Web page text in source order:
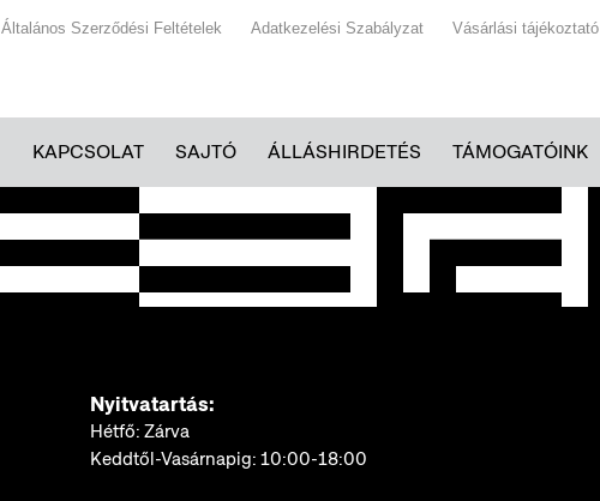
Általános Szerződési Feltételek Adatkezelési Szabályzat Vásárlási tájékoztató
KAPCSOLAT SAJTÓ ÁLLÁSHIRDETÉS TÁMOGATÓINK
Nyitvatartás:
Hétfő: Zárva
Keddtől-Vasárnapig: 10:00-18:00